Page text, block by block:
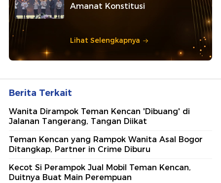
Amanat Konstitusi
Lihat Selengkapnya
Berita Terkait
Wanita Dirampok Teman Kencan 'Dibuang' di
Jalanan Tangerang, Tangan Diikat
Teman Kencan yang Rampok Wanita Asal Bogor
Ditangkap, Partner in Crime Diburu
Kecot Si Perampok Jual Mobil Teman Kencan,
Duitnya Buat Main Perempuan